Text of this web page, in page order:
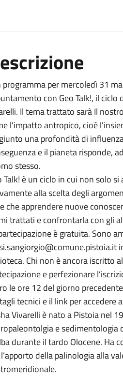
programma per mercoledì 31
con Geo Talk!, il
Il tema trattato sarà Il
l’impatto antropico, cioè
una profondità di
e il pianeta risponde,
stesso.
Talk! è un ciclo in cui non solo
alla scelta degli
che apprendere nuove
trattati e confrontarla con gli
è gratuita. Sono
Chi non è ancora iscritto
e perfezionare
le ore 12 del giorno
tecnici e il link per accedere
Vivarelli è nato a Pistoia nel
e sedimentologia
durante il tardo Olocene. Ha
della palinologia alla